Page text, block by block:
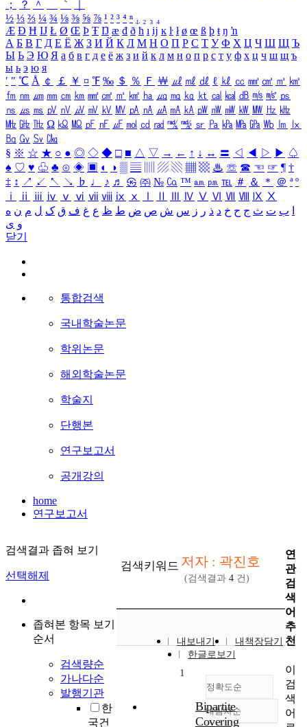
；
？ ＾ ｀
½ ⅓ ⅔ ¼ ¾ ⅛ ⅜ ⅝ ⅞ ¹ ² ³ ⁴ ⁿ ₁ ₂ ₃ ₄
Æ Ð Ħ Ĳ Ł Ø Œ Þ Ŧ Ŋ æ đ ð ħ ı ĳ ĸ ŀ ł ø œ ß þ ŧ ŋ ŉ
А Б В Г Д Е Ё Ж З И Й К Л М Н О П Р С Т У Ф Х Ц Ч Ш Щ Ъ
Ы Ь Э Ю Я а б в г д е ё ж з и й к л м н о п р с т у ф х ц ч ш щ ъ
ы ь э ю я
′ ″ ℃ Å ￠ ￡ ￥ ¤ ℉ ‰ ＄ ％ Ｆ ￦ ㎕ ㎖ ㎗ ℓ ㎘ ㏄ ㎣ ㎤ ㎥ ㎦
㎙ ㎚ ㎛ ㎜ ㎝ ㎞ ㎟ ㎠ ㎡ ㎢ ㏊ ㎍ ㎎ ㎏ ㏏ ㎈ ㎉ ㏈ ㎧ ㎨ ㎰
㎱ ㎲ ㎳ ㎴ ㎵ ㎶ ㎷ ㎸ ㎹ ㎀ ㎁ ㎂ ㎃ ㎄ ㎺ ㎻ ㎽ ㎾ ㎿ ㎐ ㎑
㎒ ㎓ ㎔ Ω ㏀ ㏁ ㎊ ㎋ ㎌ ㏖ ㏅ ㎭ ㎮ ㎯ ㏛ ㎩ ㎪ ㎫ ㎬ ㏝ ㏐
㏓
㏃ ㏉ ㏜ ㏆
§ ※ ☆ ★ ○ ● ◎ ◇ ◆ □ ■ △ ▽ → ← ↑ ↓ ↔ 〓 ◁ ◀ ▷ ▶ ♤
♠ ♡ ♥ ♧ ♣ ⊙ ◈ ▣ ◐ ◑ ▒ ▤ ▨ ▧ ▦ ▩ ♨ ☏ ☎ ☜ ☞ ¶ †
‡ ↕ ↗ ↙ ↖ ↘ ♭ ♩ ♪ ♬ ㉿ ㈜ № ㏇ ™ ㏂ ㏘ ℡ ＃ ＆ ＊ ＠ ª º
ⅰ
ⅱ ⅲ ⅳ ⅴ ⅵ ⅶ ⅷ ⅸ ⅹ Ⅳ Ⅴ Ⅵ Ⅶ Ⅷ Ⅸ Ⅹ
ب ت ث ج ح خ د ذ ر ز س ش ص ض ط ظ ع غ ف ق ک ل م ن ه
و ی
닫기
통합검색
국내학술논문
학위논문
해외학술논문
학술지
단행본
연구보고서
공개강의
home
연구보고서
검색결과 좁혀 보기
선택해제
좁혀본 항목 보기
순서
검색량순
가나다순
발행기관
한
국건
검색키워드 저자 : 곽진호
(검색결과 4 건)
내보내기
내책장담기
한글로보기
정확도순
정확도
내림차순
1
Bipartite
Covering
연
관
검
색
어
추
천
이
검
색
어